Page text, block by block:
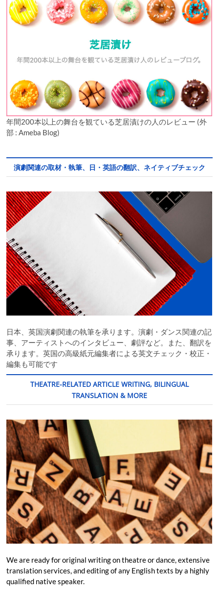
年間200本以上の舞台を観ている芝居漬けの人のレビュー (外
部 : Ameba Blog)
演劇関連の取材・執筆、日・英語の翻訳、ネイティブチェック
日本、英国演劇関連の執筆を承ります。演劇・ダンス関連の記
事、アーティストへのインタビュー、劇評など。また、翻訳を
承ります。英国の高級紙元編集者による英文チェック・校正・
編集も可能です
THEATRE-RELATED ARTICLE WRITING, BILINGUAL
TRANSLATION & MORE
We are ready for original writing on theatre or dance, extensive
translation services, and editing of any English texts by a highly
qualified native speaker.